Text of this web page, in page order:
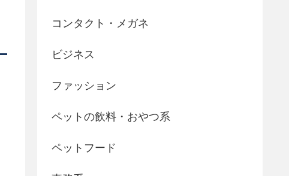
コンタクト・メガネ
ビジネス
ファッション
ペットの飲料・おやつ系
ペットフード